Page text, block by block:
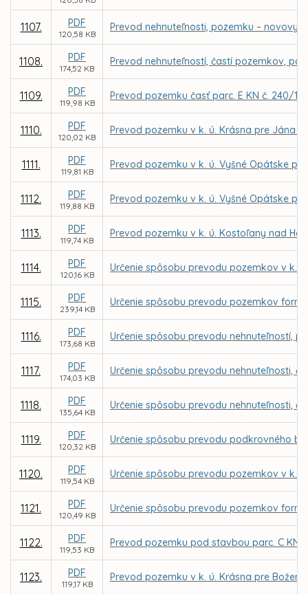
1107. PDF
120,58 KB
Prevod nehnuteľnosti, pozemku –
1108. PDF
174,52 KB
Prevod nehnuteľností, častí pozemkov,
1109. PDF
119,98 KB
Prevod pozemku časť parc. E KN č. 240/
1110. PDF
120,02 KB
Prevod pozemku v k. ú. Krásna pre Jána
1111. PDF
119,81 KB
Prevod pozemku v k. ú. Vyšné Opátske
1112. PDF
119,88 KB
Prevod pozemku v k. ú. Vyšné Opátske
1113. PDF
119,74 KB
Prevod pozemku v k. ú. Kostoľany nad
1114. PDF
120,16 KB
Určenie spôsobu prevodu pozemkov v k.
1115. PDF
239,14 KB
Určenie spôsobu prevodu pozemkov
1116. PDF
173,68 KB
Určenie spôsobu prevodu nehnuteľností,
1117. PDF
174,03 KB
Určenie spôsobu prevodu nehnuteľnosti,
1118. PDF
135,64 KB
Určenie spôsobu prevodu nehnuteľnosti,
1119. PDF
120,32 KB
Určenie spôsobu prevodu podkrovného
1120. PDF
119,54 KB
Určenie spôsobu prevodu pozemkov v k.
1121. PDF
120,49 KB
Určenie spôsobu prevodu pozemkov
1122. PDF
119,53 KB
Prevod pozemku pod stavbou parc. C KN
1123. PDF
119,17 KB
Prevod pozemku v k. ú. Krásna pre